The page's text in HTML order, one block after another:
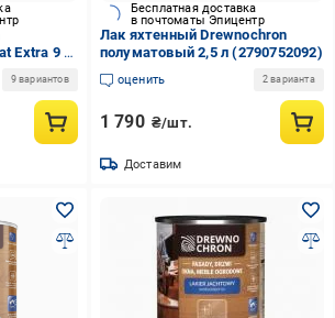
Extra 9 л
9 вариантов
Бесплатная доставка
в почтоматы Эпицентр
Лак яхтенный Drewnochron
полуматовый 2,5 л (2790752092)
оценить 2 варианта
1 790 ₴/шт.
Доставим